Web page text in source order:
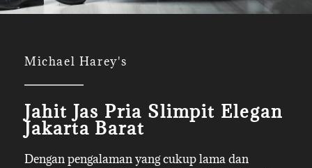
Michael Harey's
Jahit Jas Pria Slimpit Elegan
Jakarta Barat
Dengan pengalaman yang cukup lama dan